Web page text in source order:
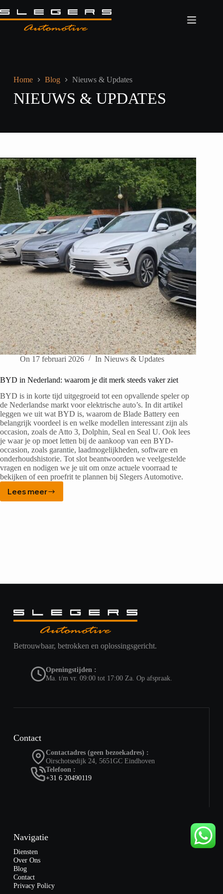
naar
de
Home Blog Nieuws & Updates
NIEUWS & UPDATES
On 17 februari 2026 In Nieuws & Updates
BYD in Nederland: waarom je dit merk steeds vaker ziet
BYD is in korte tijd uitgegroeid tot een opvallende speler op
de Nederlandse markt voor elektrische auto’s. In dit artikel
leggen we uit wat BYD is, waarom de Blade Battery een
belangrijk voordeel is en welke modellen interessant zijn als
occasion, zoals de Atto 3, Dolphin, Seal en Seal U. Ook lees
je waar je op moet letten bij de aankoop van een BYD-
occasion, zoals garantie, laadmogelijkheden, software en
onderhoudshistorie. Tot slot beantwoorden we veelgestelde
vragen en nodigen we je uit om onze actuele voorraad te
bekijken of een proefrit te plannen bij Slegers Automotive.
Lees meer
BYD
Betrouwbaar, betrokken en oplossingsgericht.
Openingstijden :
Ma. t/m vr. 09:00 tot 17:00 Za. Op afspraak.
Contact
Contactadres (geen bezoekadres) :
Oirschotsedijk 24, 5651GC Eindhoven
Telefoon :
+31 6 20490119
Navigatie
Diensten
Over Ons
Blog
Contact
Privacy Policy